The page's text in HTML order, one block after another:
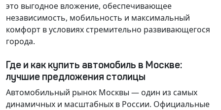
это выгодное вложение, обеспечивающее
независимость, мобильность и максимальный
комфорт в условиях стремительно развивающегося
города.
Где и как купить автомобиль в Москве:
лучшие предложения столицы
Автомобильный рынок Москвы — один из самых
динамичных и масштабных в России. Официальные